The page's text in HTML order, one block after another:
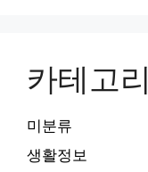
카테고리
미분류
생활정보